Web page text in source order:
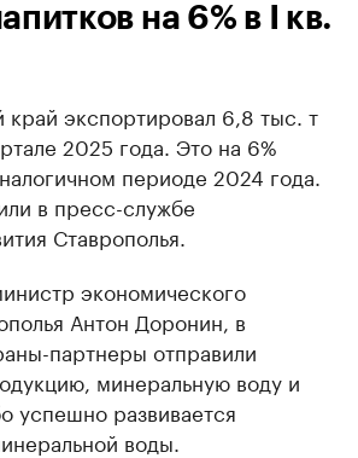
на 6% в I кв.
край экспортировал 6,8 тыс. т
2025 года. Это на 6%
периоде 2024 года.
в пресс-службе
Ставрополья.
экономического
Антон Доронин, в
партнеры отправили
минеральную воду и
успешно развивается
воды.